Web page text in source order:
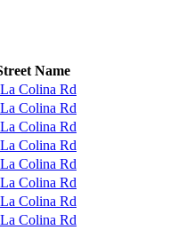
Name
Colina Rd
Colina Rd
Colina Rd
Colina Rd
Colina Rd
Colina Rd
Colina Rd
Colina Rd